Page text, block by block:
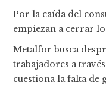
Por la caída del
empiezan a cerrar
Metalfor busca
trabajadores a
cuestiona la falta de